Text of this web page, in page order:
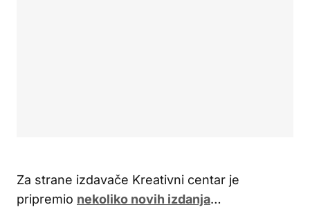
Za strane izdavače Kreativni centar je
pripremio nekoliko novih izdanja…